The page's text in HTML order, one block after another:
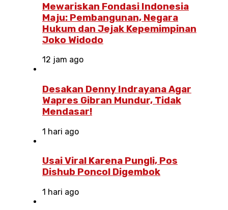
Mewariskan Fondasi Indonesia
Maju: Pembangunan, Negara
Hukum dan Jejak Kepemimpinan
Joko Widodo
12 jam ago
Desakan Denny Indrayana Agar
Wapres Gibran Mundur, Tidak
Mendasar!
1 hari ago
Usai Viral Karena Pungli, Pos
Dishub Poncol Digembok
1 hari ago